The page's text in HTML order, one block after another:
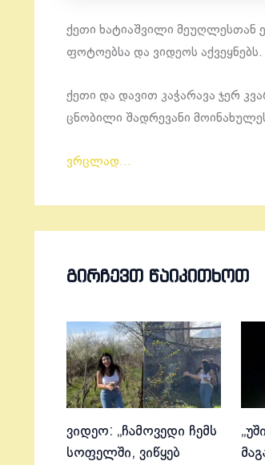
ქეთი ხატიაშვილი მეუღლესთან
ფოტოებსა და ვიდეოს აქვეყნებს.
ქეთი და დავით კაჭარავა ჯერ
ცნობილი შადრევანი
ვრცლად…
ᲒᲘᲠᲩᲔᲕᲗ ᲬᲐᲘᲙᲘᲗᲮᲝᲗ
ვიდეო: „ჩამოვედი ჩემს
სოფელში, ვიწყებ